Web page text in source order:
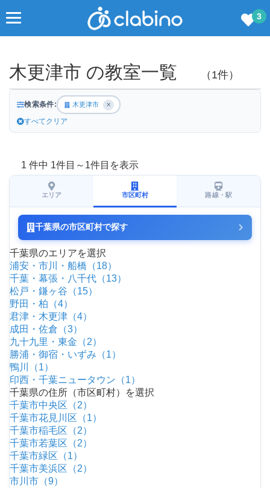
3
木更津市 の教室一覧 （1件）
検索条件: 木更津市 ✕
すべてクリア
1 件中 1件目～1件目を表示
エリア 市区町村 路線・駅
千葉県の市区町村で探す
千葉県のエリアを選択
浦安・市川・船橋（18）
千葉・幕張・八千代（13）
松戸・鎌ヶ谷（15）
野田・柏（4）
君津・木更津（4）
成田・佐倉（3）
九十九里・東金（2）
勝浦・御宿・いずみ（1）
鴨川（1）
印西・千葉ニュータウン（1）
千葉県の住所（市区町村）を選択
千葉市中央区（2）
千葉市花見川区（1）
千葉市稲毛区（2）
千葉市若葉区（2）
千葉市緑区（1）
千葉市美浜区（2）
市川市（9）